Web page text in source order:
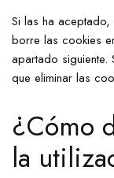
Si las ha
borre las cookies
apartado siguiente.
que eliminar las
¿Cómo
la